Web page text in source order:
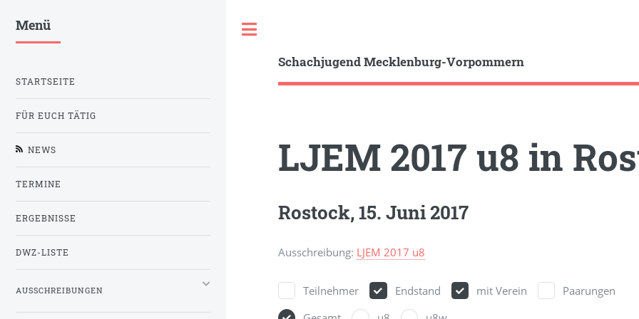
Schachjugend Mecklenburg-Vorpommern
LJEM 2017 u8 in
Rostock, 15. Juni 2017
Ausschreibung: LJEM 2017 u8
Teilnehmer Endstand mit Verein
Paarungen
Menü
STARTSEITE
FÜR EUCH TÄTIG
NEWS
TERMINE
ERGEBNISSE
DWZ-LISTE
AUSSCHREIBUNGEN